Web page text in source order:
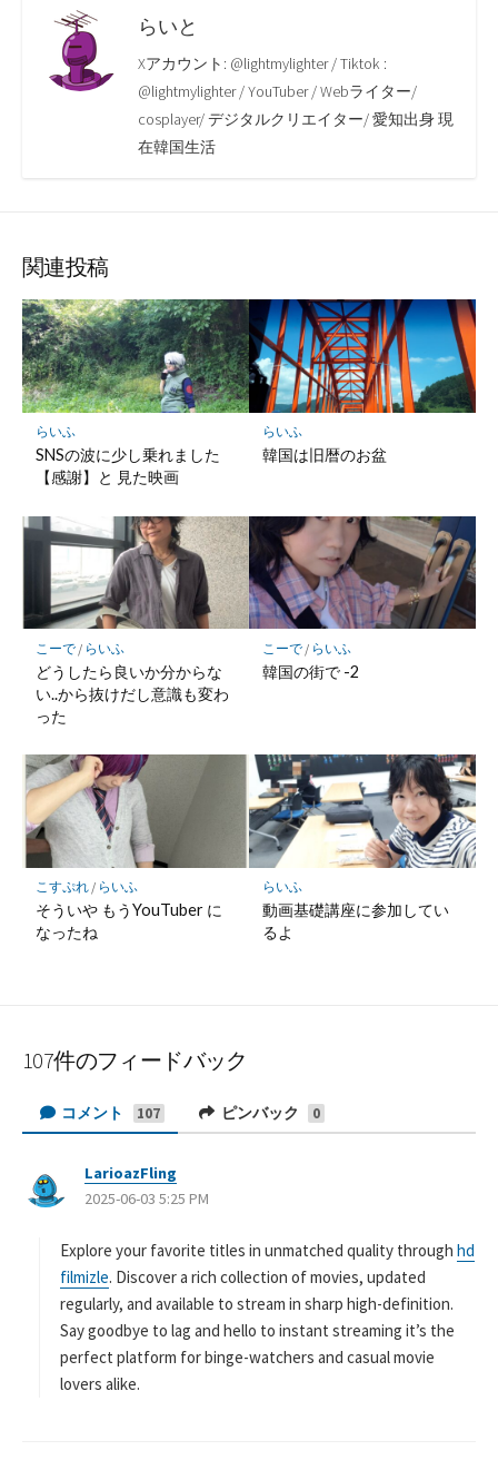
らいと
Xアカウント: @lightmylighter / Tiktok :
@lightmylighter / YouTuber / Webライター/
cosplayer/ デジタルクリエイター/ 愛知出身 現
在韓国生活
関連投稿
らいふ
SNSの波に少し乗れました
【感謝】と 見た映画
らいふ
韓国は旧暦のお盆
こーで/ らいふ
どうしたら良いか分からな
い..から抜けだし意識も変わ
った
こーで/ らいふ
韓国の街で -2
こすぷれ/ らいふ
そういや もうYouTuber に
なったね
らいふ
動画基礎講座に参加してい
るよ
107件のフィードバック
コメント 107 ピンバック 0
LarioazFling
り
2025-06-03 5:25 PM
Explore your favorite titles in unmatched quality through hd
filmizle. Discover a rich collection of movies, updated
regularly, and available to stream in sharp high-definition.
Say goodbye to lag and hello to instant streaming it’s the
perfect platform for binge-watchers and casual movie
lovers alike.